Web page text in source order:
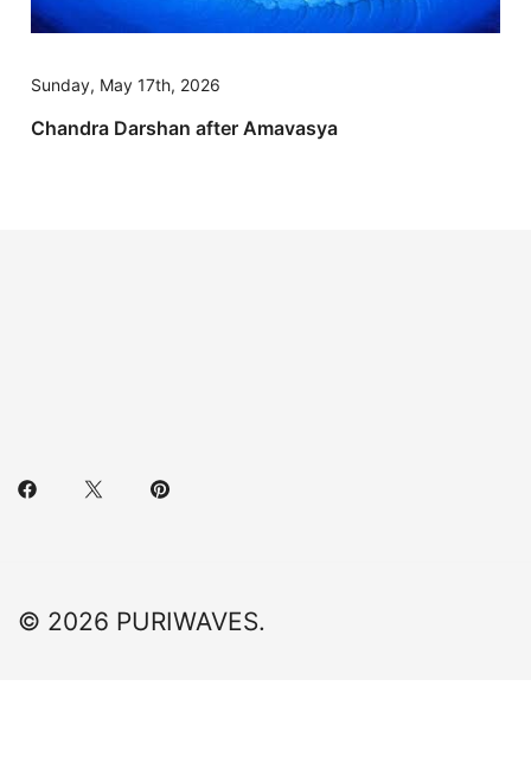
Sunday, May 17th, 2026
Chandra Darshan after Amavasya
© 2026 PURIWAVES.